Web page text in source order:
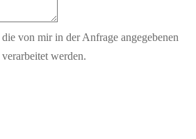
von mir in der Anfrage angegebenen
verarbeitet werden.